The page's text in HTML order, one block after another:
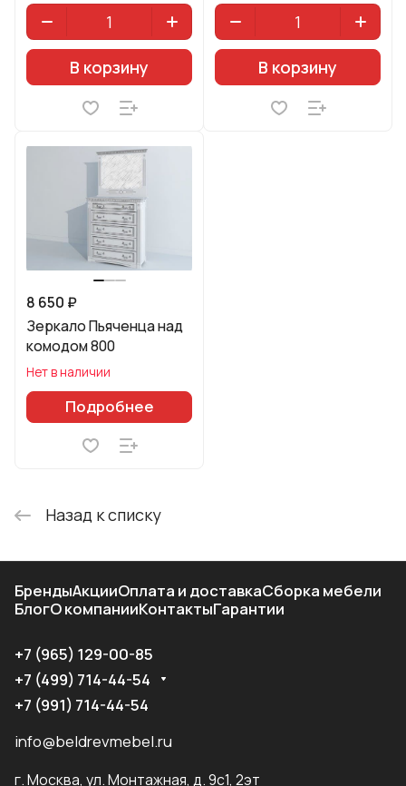
В корзину В корзину
8 650 ₽
Зеркало Пьяченца над
комодом 800
Нет в наличии
Подробнее
Назад к списку
БрендыАкцииОплата и доставкаСборка мебели
БлогО компанииКонтактыГарантии
+7 (965) 129-00-85
+7 (499) 714-44-54
+7 (991) 714-44-54
info@beldrevmebel.ru
г. Москва, ул. Монтажная, д. 9с1, 2эт